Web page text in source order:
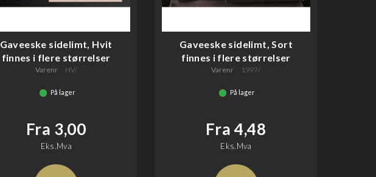
Gaveeske sidelimt, Hvit
finnes i flere størrelser
Varenr HV/
På lager
Fra 3,00
Eks.Mva
Gaveeske sidelimt, Sort
finnes i flere størrelser
Varenr 1997/
På lager
Fra 4,48
Eks.Mva